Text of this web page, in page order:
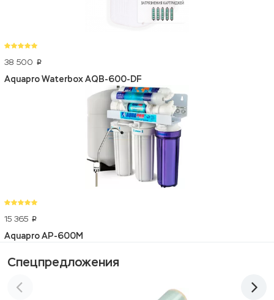
38 500 p
Aquapro Waterbox AQB-600-DF
15 365 p
Aquapro AP-600M
Спецпредложения